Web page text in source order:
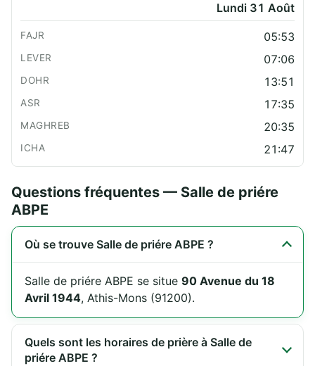
Lundi 31 Août
05:53
07:06
13:51
17:35
20:35
21:47
Questions fréquentes — Salle de priére
ABPE
Où se trouve Salle de priére ABPE ?
Salle de priére ABPE se situe 90 Avenue du 18
Avril 1944, Athis-Mons (91200).
Quels sont les horaires de prière à Salle de
priére ABPE ?